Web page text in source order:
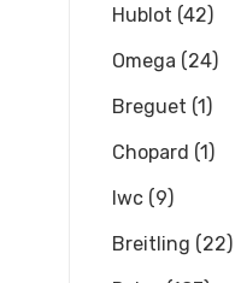
Hublot (42)
Omega (24)
Breguet (1)
Chopard (1)
Iwc (9)
Breitling (22)